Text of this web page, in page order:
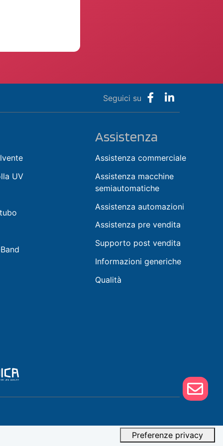
Seguici su
UV
Assistenza
Assistenza commerciale
Assistenza macchine
semiautomatiche
Assistenza automazioni
Assistenza pre vendita
Supporto post vendita
Informazioni generiche
Qualità